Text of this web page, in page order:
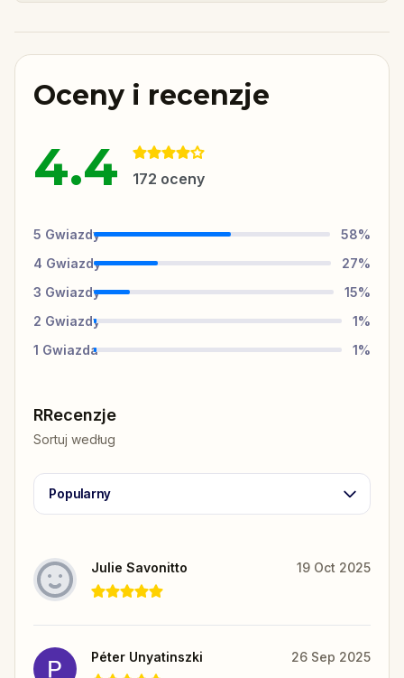
Oceny i recenzje
4.4 172 oceny
5 Gwiazdy 58%
4 Gwiazdy 27%
3 Gwiazdy 15%
2 Gwiazdy 1%
1 Gwiazda 1%
RRecenzje
Sortuj według
Popularny
Julie Savonitto 19 Oct 2025
Péter Unyatinszki 26 Sep 2025